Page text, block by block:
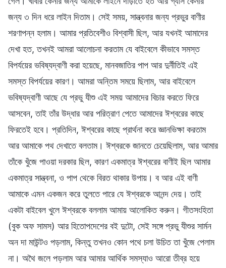
জন্য ৩ দিন ধরে লাইন দিতাম। সেই সময়, সান্ত্বনার জন্য প্রভুর বাণীর
শরণাপন্ন হলাম। আমার প্রতিবেশীও বিশ্বাসী ছিল, আর যখনই আমাদের
দেখা হত, তখনই আমরা আলোচনা করতাম যে বাইবেলে কীভাবে সমস্ত
বিপর্যয়ের ভবিষ্যদ্বাণী করা হয়েছে, মানবজাতির পাপ আর দুর্নীতিই এই
সমস্ত বিপর্যয়ের কারণ। আমরা অন্তিম সময়ে ছিলাম, আর বাইবেলে
ভবিষ্যদ্বাণী আছে যে প্রভু যীশু এই সময় আমাদের বিচার করতে ফিরে
আসবেন, তাই তাঁর উদ্ধার আর পরিত্রাণ পেতে আমাদের ঈশ্বরের কাছে
ফিরতেই হবে। প্রতিদিন, ঈশ্বরের কাছে প্রার্থনা করে জ্ঞানভিক্ষা করতাম
আর আমাকে পথ দেখাতে বলতাম। ঈশ্বরকে জানতে চেয়েছিলাম, আর আমার
তাঁকে খুঁজে পাওয়া দরকার ছিল, কারণ একমাত্র ঈশ্বরের বাণীই ছিল আমার
একমাত্র সান্ত্বনা, ও পাপ থেকে বিরত থাকার উপায়। ব আর এই বাণী
আমাকে এমন একজন করে তুলতে পারে যে ঈশ্বরকে আনন্দ দেয়। তাই
একটা বাইবেল খুলে ঈশ্বরকে বললাম আমায় আলোকিত করুন। গীতসংহিতা
(বুক অফ সামস) আর হিতোপদেশের বই দুটো, সেই সঙ্গে প্রভু যীশুর সার্মন
অন দা মাউন্টও পড়লাম, কিন্তু তখনও কোন পথে চলা উচিত তা খুঁজে পেলাম
না। অথৈ জলে পড়লাম আর আমার আর্থিক সমস্যাও আরো তীব্র হয়ে